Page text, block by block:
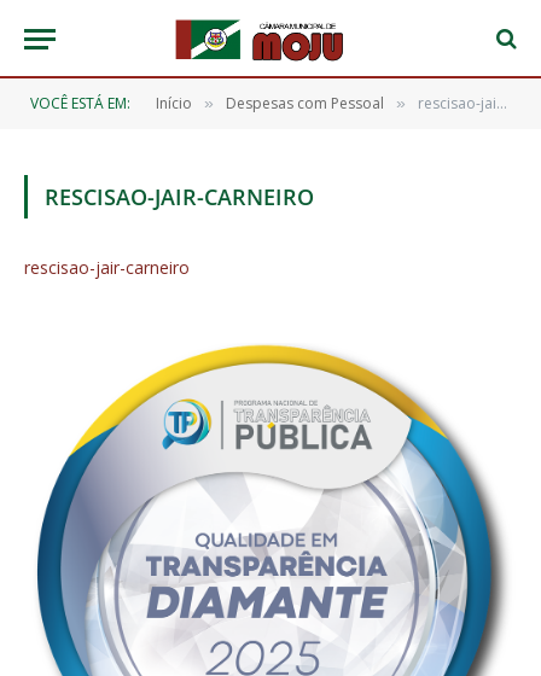
VOCÊ ESTÁ EM: Início » Despesas com Pessoal » rescisao-jair-carneiro
RESCISAO-JAIR-CARNEIRO
rescisao-jair-carneiro